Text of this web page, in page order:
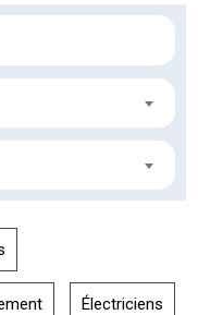
Électriciens